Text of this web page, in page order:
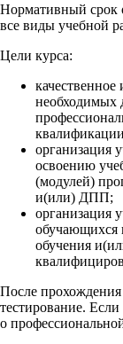
Нормативный срок
все виды учебной
Цели курса:
необходимых
организация
освоению
(модулей)
и(или) ДПП;
организация
обучающихся
обучения
После прохождения
тестирование.
о